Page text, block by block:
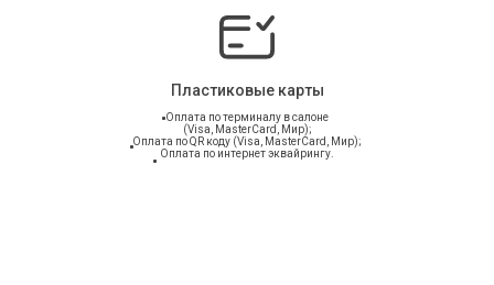
Оплата по терминалу в салоне
(Visa, MasterCard, Мир);
Оплата по QR коду (Visa, MasterCard, Мир);
Оплата по интернет эквайрингу.
Пластиковые карты